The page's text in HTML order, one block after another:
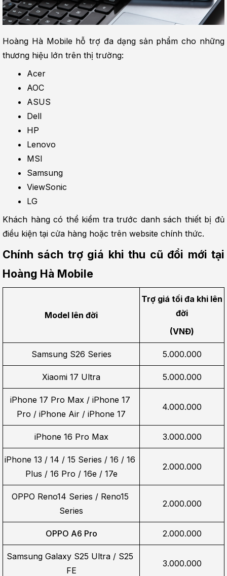
Hoàng Hà Mobile hỗ trợ đa dạng sản phẩm cho những
thương hiệu lớn trên thị trường:
Acer
AOC
ASUS
Dell
HP
Lenovo
MSI
Samsung
ViewSonic
LG
Khách hàng có thể kiểm tra trước danh sách thiết bị đủ
điều kiện tại cửa hàng hoặc trên website chính thức.
Chính sách trợ giá khi thu cũ đổi mới tại
Hoàng Hà Mobile
Model lên đời
Trợ giá tối đa khi lên
đời
(VNĐ)
Samsung S26 Series 5.000.000
Xiaomi 17 Ultra 5.000.000
iPhone 17 Pro Max / iPhone 17
Pro / iPhone Air / iPhone 17
4.000.000
iPhone 16 Pro Max 3.000.000
iPhone 13 / 14 / 15 Series / 16 / 16
Plus / 16 Pro / 16e / 17e
2.000.000
OPPO Reno14 Series / Reno15
Series
2.000.000
OPPO A6 Pro 2.000.000
Samsung Galaxy S25 Ultra / S25
FE
3.000.000